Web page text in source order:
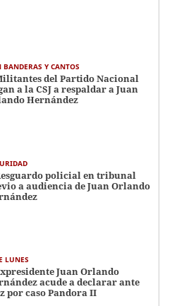
BANDERAS Y CANTOS
del Partido Nacional
a la CSJ a respaldar a Juan
Hernández
policial en tribunal
a audiencia de Juan Orlando
LUNES
Juan Orlando
acude a declarar ante
por caso Pandora II